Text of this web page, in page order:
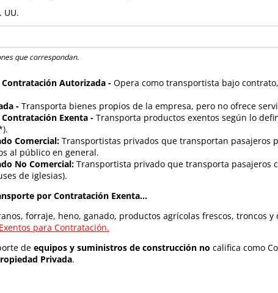
UU.
que correspondan.
Autorizada - Opera como transportista bajo
- Transporta bienes propios de la empresa, pero no ofrece
Exenta - Transporta productos exentos según lo
Comercial: Transportistas privados que transportan pasajeros
al público en general.
No Comercial: Transportista privado que transporta pasajeros
de iglesias).
por Contratación Exenta...
forraje, heno, ganado, productos agrícolas frescos, troncos
para Contratación.
de equipos y suministros de construcción no califica como
Privada.